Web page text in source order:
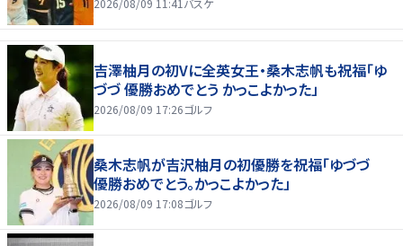
吉澤柚月の初Vに全英女王・桑木志帆も祝福「ゆ
づづ 優勝おめでとう かっこよかった」
2026/08/09 17:26ゴルフ
桑木志帆が吉沢柚月の初優勝を祝福「ゆづづ
優勝おめでとう。かっこよかった」
2026/08/09 17:08ゴルフ